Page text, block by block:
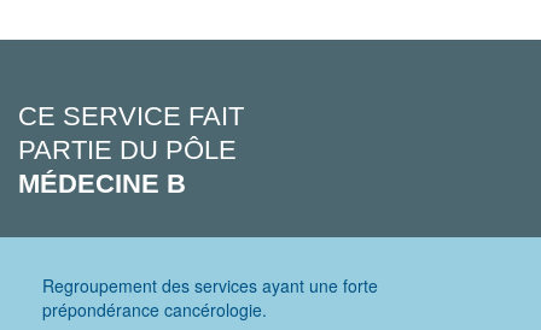
CE SERVICE FAIT
PARTIE DU PÔLE
MÉDECINE B
Regroupement des services ayant une forte
prépondérance cancérologie.